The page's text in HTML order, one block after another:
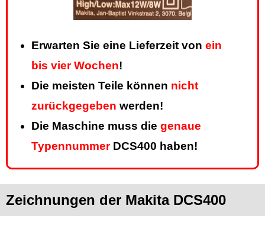
Erwarten Sie eine Lieferzeit von ein
bis vier Wochen!
Die meisten Teile können nicht
zurückgegeben werden!
Die Maschine muss die genaue
TypennummerDCS400 haben!
Zeichnungen der Makita DCS400